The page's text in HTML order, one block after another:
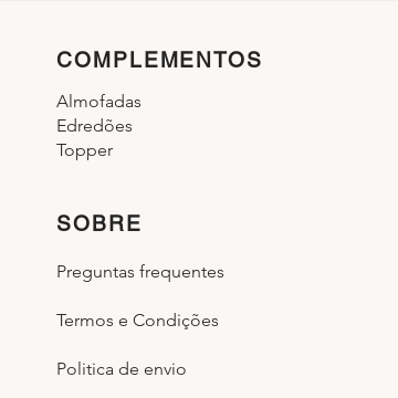
COMPLEMENTOS
Almofadas
Edredões
Topper
SOBRE
Preguntas frequentes
Termos e Condições
Politica de envio